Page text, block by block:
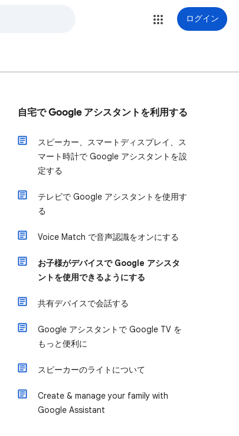
ログイン
自宅で Google アシスタントを利用する
スピーカー、スマートディスプレイ、ス
マート時計で Google アシスタントを設
定する
テレビで Google アシスタントを使用す
る
Voice Match で音声認識をオンにする
お子様がデバイスで Google アシスタ
ントを使用できるようにする
共有デバイスで会話する
Google アシスタントで Google TV を
もっと便利に
スピーカーのライトについて
Create & manage your family with
Google Assistant